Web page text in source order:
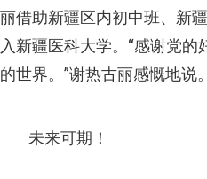
丽借助新疆区内初中班、新
入新疆医科大学。“感谢党
的世界。”谢热古丽感慨地说。
未来可期！